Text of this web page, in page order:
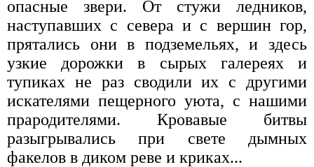
опасные звери. От стужи ледников,
наступавших с севера и с вершин гор,
прятались они в подземельях, и здесь
узкие дорожки в сырых галереях и
тупиках не раз сводили их с другими
искателями пещерного уюта, с нашими
прародителями. Кровавые битвы
разыгрывались при свете дымных
факелов в диком реве и криках...